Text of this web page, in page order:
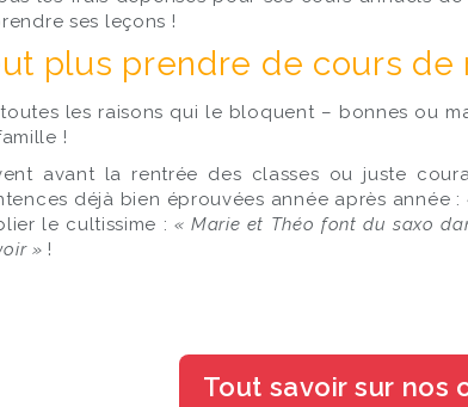
ses leçons !
plus prendre de cours
les raisons qui le bloquent – bonnes ou
!
avant la rentrée des classes ou juste
déjà bien éprouvées année après année :
le cultissime : « Marie et Théo font du saxo
» !